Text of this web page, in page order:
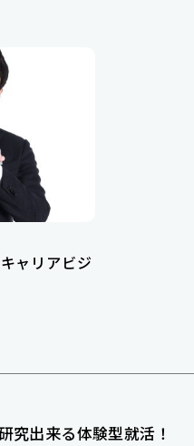
ャリアビジ
究出来る体験型就活！